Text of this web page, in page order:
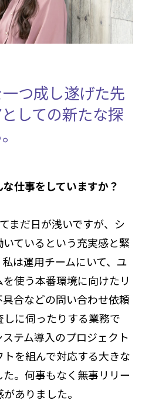
つ成し遂げた先
しての新たな探
仕事をしていますか？
まだ日が浅いですが、シ
ているという充実感と緊
は運用チームにいて、ユ
使う本番環境に向けたリ
合などの問い合わせ依頼
に伺ったりする業務で
テム導入のプロジェクト
を組んで対応する大きな
。何事もなく無事リリー
ありました。